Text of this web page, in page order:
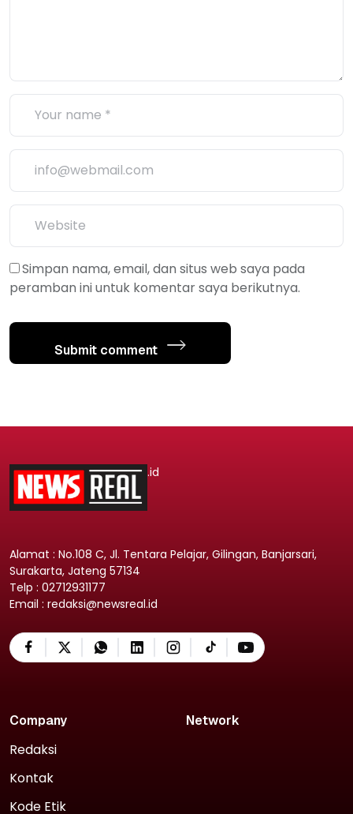
Simpan nama, email, dan situs web saya pada
peramban ini untuk komentar saya berikutnya.
Submit comment
.id
Alamat : No.108 C, Jl. Tentara Pelajar, Gilingan, Banjarsari,
Surakarta, Jateng 57134
Telp : 02712931177
Email : redaksi@newsreal.id
Company
Redaksi
Kontak
Kode Etik
Network